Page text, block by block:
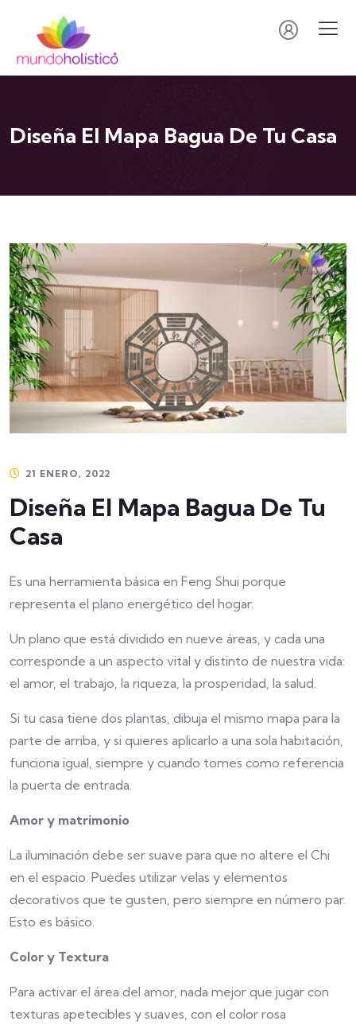
Diseña El Mapa Bagua De Tu Casa
21 ENERO, 2022
Diseña El Mapa Bagua De Tu
Casa
Es una herramienta básica en Feng Shui porque
representa el plano energético del hogar.
Un plano que está dividido en nueve áreas, y cada una
corresponde a un aspecto vital y distinto de nuestra vida:
el amor, el trabajo, la riqueza, la prosperidad, la salud.
Si tu casa tiene dos plantas, dibuja el mismo mapa para la
parte de arriba, y si quieres aplicarlo a una sola habitación,
funciona igual, siempre y cuando tomes como referencia
la puerta de entrada.
Amor y matrimonio
La iluminación debe ser suave para que no altere el Chi
en el espacio. Puedes utilizar velas y elementos
decorativos que te gusten, pero siempre en número par.
Esto es básico.
Color y Textura
Para activar el área del amor, nada mejor que jugar con
texturas apetecibles y suaves, con el color rosa